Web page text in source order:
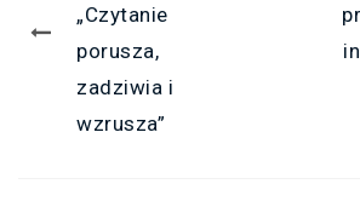
„Czytanie
porusza,
zadziwia i
wzrusza”